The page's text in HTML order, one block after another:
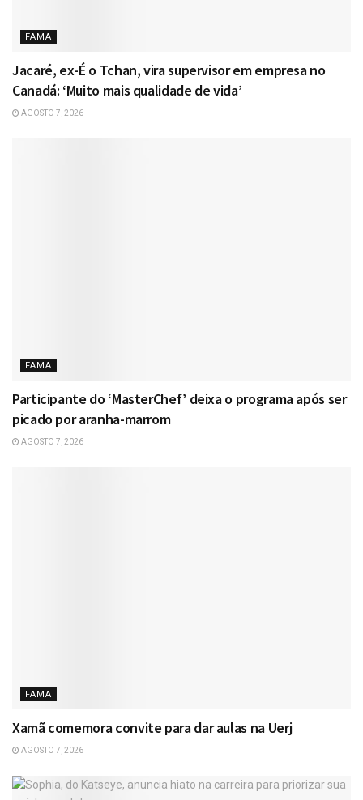
FAMA
Jacaré, ex-É o Tchan, vira supervisor em empresa no
Canadá: ‘Muito mais qualidade de vida’
AGOSTO 7, 2026
FAMA
Participante do ‘MasterChef’ deixa o programa após ser
picado por aranha-marrom
AGOSTO 7, 2026
FAMA
Xamã comemora convite para dar aulas na Uerj
AGOSTO 7, 2026